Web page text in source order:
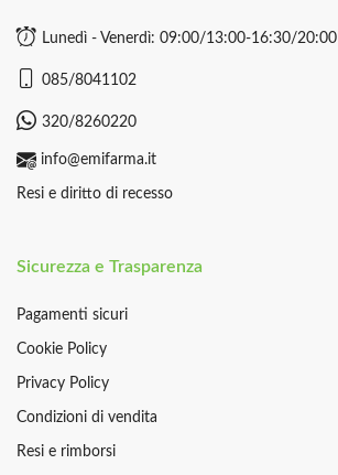
Lunedì - Venerdì: 09:00/13:00-16:30/20:00
085/8041102
320/8260220
info@emifarma.it
Resi e diritto di recesso
Sicurezza e Trasparenza
Pagamenti sicuri
Cookie Policy
Privacy Policy
Condizioni di vendita
Resi e rimborsi